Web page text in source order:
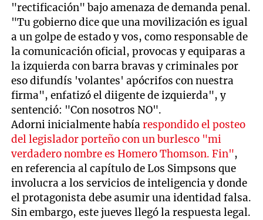
"rectificación" bajo amenaza de demanda penal.
"Tu gobierno dice que una movilización es igual
a un golpe de estado y vos, como responsable de
la comunicación oficial, provocas y equiparas a
la izquierda con barra bravas y criminales por
eso difundís 'volantes' apócrifos con nuestra
firma", enfatizó el diigente de izquierda", y
sentenció: "Con nosotros NO".
Adorni inicialmente habíarespondido el posteo
del legislador porteño con un burlesco "mi
verdadero nombre es Homero Thomson. Fin",
en referencia al capítulo de Los Simpsons que
involucra a los servicios de inteligencia y donde
el protagonista debe asumir una identidad falsa.
Sin embargo, este jueves llegó la respuesta legal.